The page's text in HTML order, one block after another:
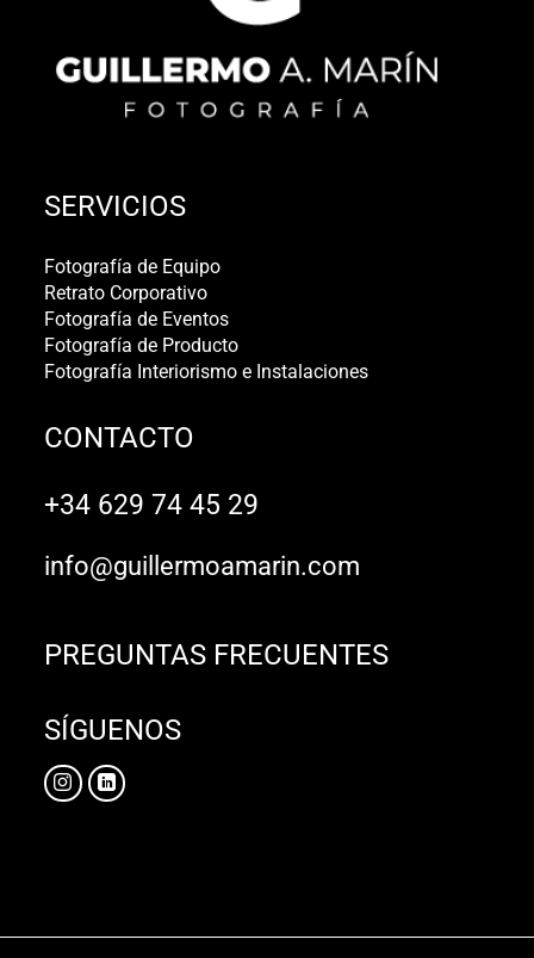
SERVICIOS
Fotografía de Equipo
Retrato Corporativo
Fotografía de Eventos
Fotografía de Producto
Fotografía Interiorismo e Instalaciones
CONTACTO
+34 629 74 45 29
info@guillermoamarin.com
PREGUNTAS FRECUENTES
SÍGUENOS